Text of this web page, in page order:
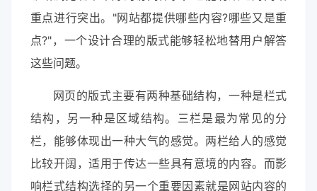
重点进行突出。"网站都提供哪些内容?哪些又是重
点?"，一个设计合理的版式能够轻松地替用户解答
这些问题。
网页的版式主要有两种基础结构，一种是栏式
结构，另一种是区域结构。三栏是最为常见的分
栏，能够体现出一种大气的感觉。两栏给人的感觉
比较开阔，适用于传达一些具有意境的内容。而影
响栏式结构选择的另一个重要因素就是网站内容的